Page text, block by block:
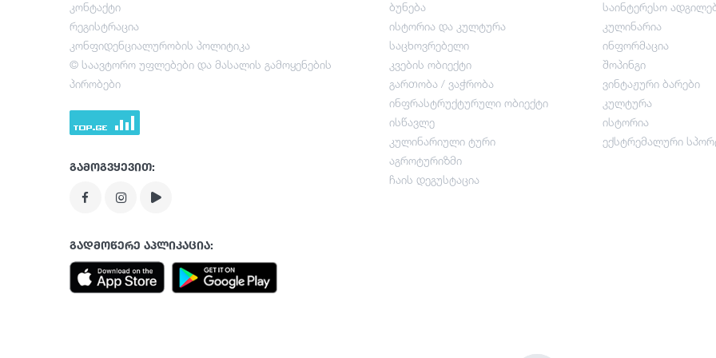
კვების ობიექტი
გართობა / ვაჭრობა
ბუნება
ისტორია და კულტურა
საცხოვრებელი
კვების ობიექტი
გართობა / ვაჭრობა
ინფრასტრუქტურული ობიექტი
ისწავლე
კულინარიული ტური
აგროტურიზმი
ჩაის დეგუსტაცია
საინტერესო
კულინარია
ინფორმაცია
შოპინგი
ვინტაჟური ბარები
კულტურა
ისტორია
ექსტრემალური
კონტაქტი
რეგისტრაცია
კონფიდენციალურობის პოლიტიკა
© საავტორო უფლებები და მასალის გამოყენების
პირობები
გამოგვყევით:
გადმოწერე აპლიკაცია: